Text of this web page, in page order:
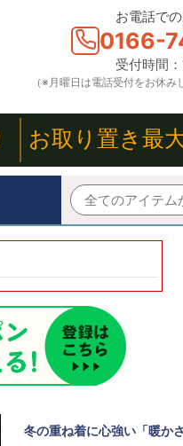
お電話で
0166-
受付時間
（※月曜日は電話受付をお休み
お取り置き最
冬の重ね着に心強い「暖か